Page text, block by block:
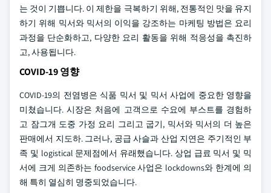
는 것이 기쁩니다. 이 제한을 극복하기 위해, 전통적인 맛을 유지
하기 위해 믹서와 믹서의 이익을 강조하는 마케팅 방법은 요리
과정을 단순화하고, 다양한 요리 활동을 위해 적응성을 촉진하
고, 사용됩니다.
COVID-19 영향
COVID-19의 전염병은 식품 믹서 및 믹서 사업에 중요한 영향을
미쳤습니다. 시장은 처음에 고객으로 수요에 부스트를 경험하
고 잠그개 도중 가정 요리 그리고 굽기, 믹서와 믹서의 더 높은
판매에서 지도하. 그러나, 공급 사슬과 산업 지연은 주기적인 부
족 및 logistical 문제점에서 유래했습니다. 상업 급료 믹서 및 믹
서에 크게 의존하는 foodservice 사업은 lockdowns와 한계에 의
해 특히 열심히 명중되었습니다.